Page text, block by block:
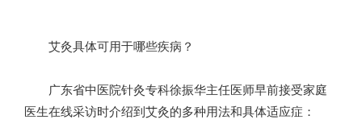
艾灸具体可用于哪些疾病？
广东省中医院针灸专科徐振华主任医师早前接受家庭
医生在线采访时介绍到艾灸的多种用法和具体适应症：